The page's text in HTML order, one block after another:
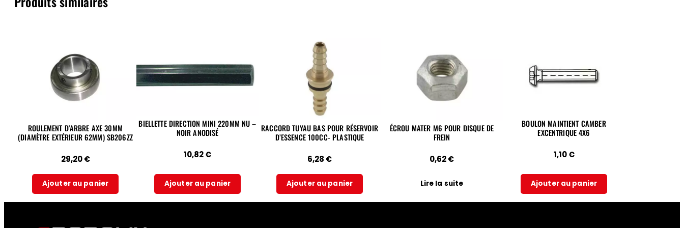
ROULEMENT D’ARBRE AXE 30MM
(DIAMÈTRE EXTÉRIEUR 62MM) SB206ZZ
29,20€
Ajouter au panier
BIELLETTE DIRECTION MINI 220MM NU –
NOIR ANODISÉ
10,82€
Ajouter au panier
RACCORD TUYAU BAS POUR RÉSERVOIR
D’ESSENCE 100CC- PLASTIQUE
6,28 €
Ajouter au panier
ÉCROU MATER M6 POUR DISQUE DE
FREIN
0,62€
Lire la suite
BOULON MAINTIENT CAMBER
EXCENTRIQUE 4X6
1,10€
Ajouter au panier